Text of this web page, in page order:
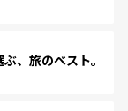
、旅のベスト。